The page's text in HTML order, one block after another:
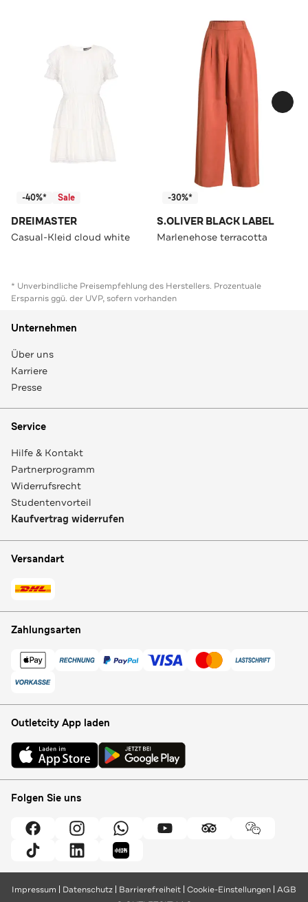
-40%* Sale
DREIMASTER
Casual-Kleid cloud white
-30%*
S.OLIVER BLACK LABEL
Marlenehose terracotta
* Unverbindliche Preisempfehlung des Herstellers. Prozentuale
Ersparnis ggü. der UVP, sofern vorhanden
Unternehmen
Über uns
Karriere
Presse
Service
Hilfe & Kontakt
Partnerprogramm
Widerrufsrecht
Studentenvorteil
Kaufvertrag widerrufen
Versandart
Zahlungsarten
Outletcity App laden
Folgen Sie uns
Impressum Datenschutz Barrierefreiheit Cookie-Einstellungen AGB